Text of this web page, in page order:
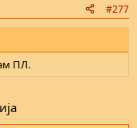
#277
ПЛ.